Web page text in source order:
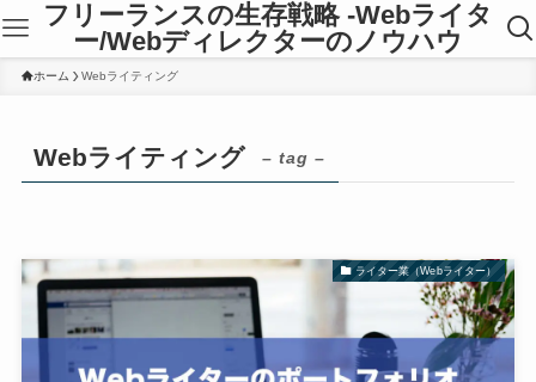
フリーランスの生存戦略 -Webライタ
ー/Webディレクターのノウハウ
ホーム Webライティング
Webライティング – tag –
ライター業（Webライター）